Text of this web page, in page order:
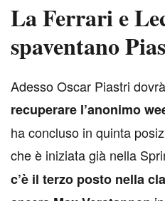
La Ferrari e
spaventano
Adesso Oscar Piastri
recuperare l’anonimo
ha concluso in quinta
che è iniziata già nella
c’è il terzo posto nella